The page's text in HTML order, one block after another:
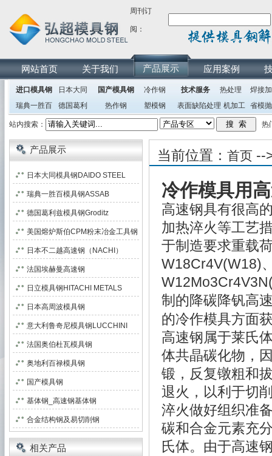
周刊订
阅：
网站首页 关于我们 产品展示 应用案例
进口模具钢
日本大同
瑞典一胜百
德国葛利
兹
国产模具钢
冷作钢
热作钢
塑模钢
技术服务 热处理
焊接
表面缺陷处理 机加工 省模
站内搜索： 热
当前位置： 首页 --
冷作模具用
高速钢具有很高
加热淬火等工艺
于制造要求重载
W18Cr4V(W18)
制的降碳降钒高
的冷作模具方面
高速钢属于莱氏
体共晶碳化物，
锻，反复镦粗和
退火，以利于切
淬火做好组织准
碳和合金元素充
氏体。由于高速
产品展示
日本大同模具钢DAIDO STEEL
瑞典一胜百模具钢ASSAB
德国葛利兹模具钢Groditz
美国熔炉斯伯CPM粉末冶金工具钢
日本不二越高速钢（NACHI）
法国埃赫曼高速钢
日立模具钢HITACHI METALS
日本高周波模具钢
意大利鲁奇尼模具钢LUCCHINI
法国奥伯杜瓦模具钢
奥地利百禄模具钢
国产模具钢
基体钢_高速钢基体钢
合金结构钢及易切削钢
相关产品